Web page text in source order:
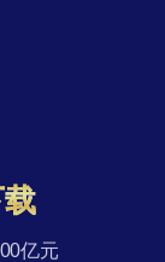
亿元